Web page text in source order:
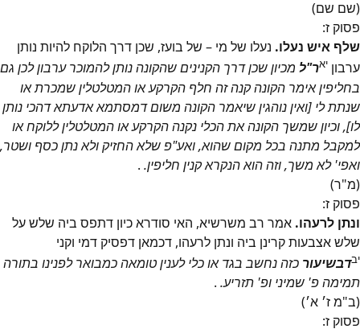
(שם שם)
פסוק ז:
שלף איש נעלו. נעלו של מי – של בועז, שכן דרך הלוקח להיות נותן
ערבון יאר"ל מכיון שכן דרך הקנינים שהקונה נותן להמוכר ערבון לכן גם
בחליפין אימר הקונה קנה זה חלף הקרקע או המטלטלין שמכרת או
שנתת לי [ואין נוהגין שיאמר הקונה משום דמסתמא אדעתא דהכי נותן
לו], וכיון שמשך הקונה את הכלי נקנה הקרקע או המטלטלין ללוקח או
למקבל מתנה בכל מקום שהוא, ואע"פ שלא החזיק ולא נתן כסף ושטר,
ואפי' לא משך, וזה הוא הנקרא קנין חליפין. .
(מ"ר)
פסוק ז:
ונתן לרעהו. אמר רב משרשיא, האי סודרא כיון דתפס ביה שלש על
שלש אצבעות קרינן ביה ונתן לרעהו, דכמאן דפסיק דמי וקני
יבדבשיעור כזה נחשב בגד או כלי לענין טומאה כמבואר לפנינו בתורה
תמימה פ' שמיני ופ' תזריע. .
(ב"מ ז׳ א׳)
פסוק ז: